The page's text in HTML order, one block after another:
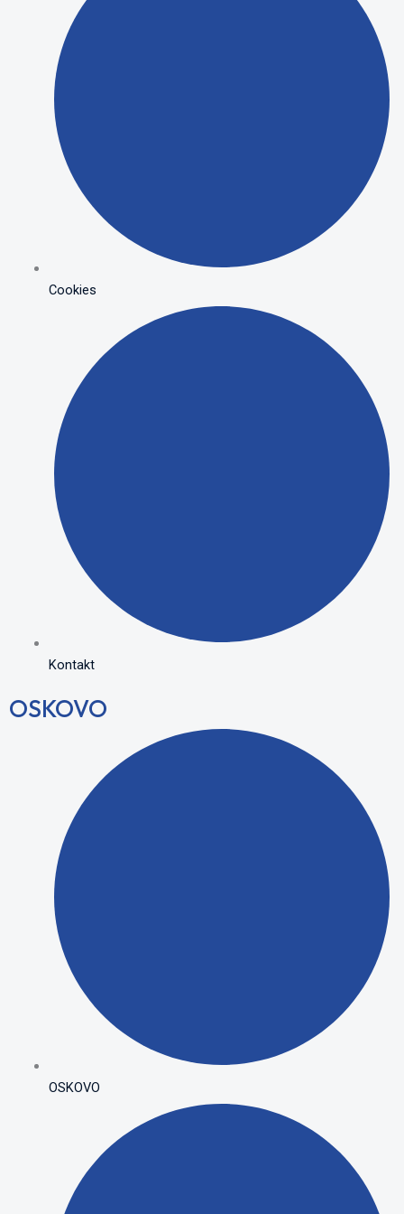
Cookies
Kontakt
OSKOVO
OSKOVO